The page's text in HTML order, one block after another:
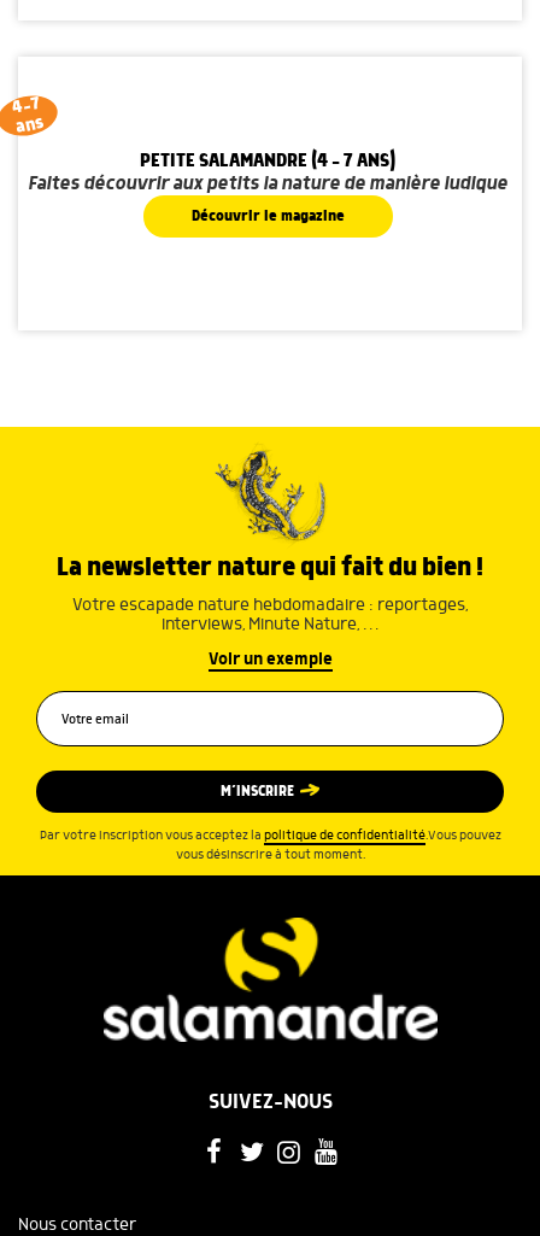
4-7
ans
PETITE SALAMANDRE (4 - 7 ANS)
Faites découvrir aux petits la nature de manière ludique
Découvrir le magazine
La newsletter nature qui fait du bien !
Votre escapade nature hebdomadaire : reportages,
interviews, Minute Nature, …
Voir un exemple
M’INSCRIRE
Par votre inscription vous acceptez la politique de confidentialité.Vous pouvez
vous désinscrire à tout moment.
SUIVEZ-NOUS
Nous contacter